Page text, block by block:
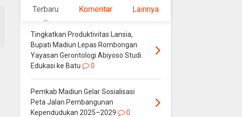
Terbaru Komentar Lainnya
Tingkatkan Produktivitas Lansia,
Bupati Madiun Lepas Rombongan
Yayasan Gerontologi Abiyoso Studi
Edukasi ke Batu
0
Pemkab Madiun Gelar Sosialisasi
Peta Jalan Pembangunan
Kependudukan 2025–2029
0